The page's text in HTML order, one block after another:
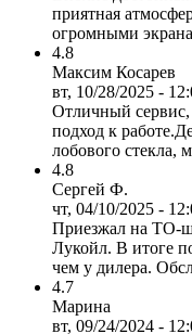
приятная
огромными
4.8
Максим Косарев
вт, 10/28/2025 -
Отличный
подход к
лобового стекла,
4.8
Сергей Ф.
чт, 04/10/2025 -
Приезжал на ТО-
Лукойл. В итоге
чем у дилера.
4.7
Марина
вт, 09/24/2024 -